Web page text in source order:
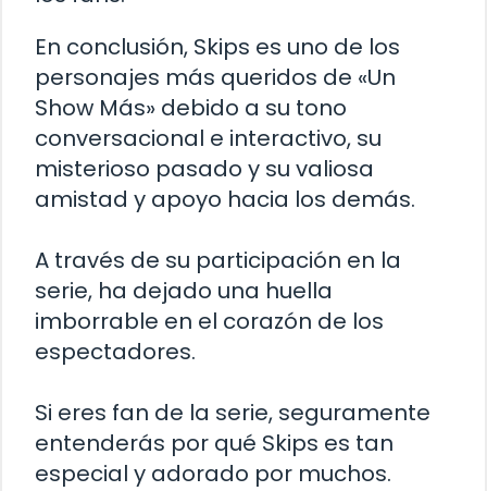
En conclusión, Skips es uno de los
personajes más queridos de «Un
Show Más» debido a su tono
conversacional e interactivo, su
misterioso pasado y su valiosa
amistad y apoyo hacia los demás.
A través de su participación en la
serie, ha dejado una huella
imborrable en el corazón de los
espectadores.
Si eres fan de la serie, seguramente
entenderás por qué Skips es tan
especial y adorado por muchos.